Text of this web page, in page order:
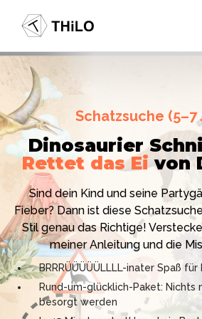
Hollywood-
Kinderzimmer
Ich bin THiLO, "Dein SPIEGEL"-
TV-Profi (ZDF "1, 2 oder 3").
Schatzsuchen und Escape
Download. Und natürlich
Schatzsuche (5–7
Dinosaurier
Rettet das Ei von
Sind dein Kind und seine
Fieber? Dann ist diese
Stil genau das Richtige!
meiner Anleitung und die
BRRRÜÜÜÜÜLLLL-inater Spaß für
Rund-um-glücklich-Paket: Nichts
besorgt werden
Escape Room (ab 8
Locked-up
des
Das gab es noch nie: Verwandele
High-Tech Labor! Unser 24-
Mission, Agentenausweise,
Knackt den Fall in 90
Kniffliger Rätselspaß für 2 bis 6
99 Jahre)
Professionelles PDF:
inklusive